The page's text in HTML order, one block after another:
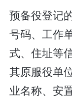
预备役登记
号码、工作
式、住址等
其原服役单
业名称、安